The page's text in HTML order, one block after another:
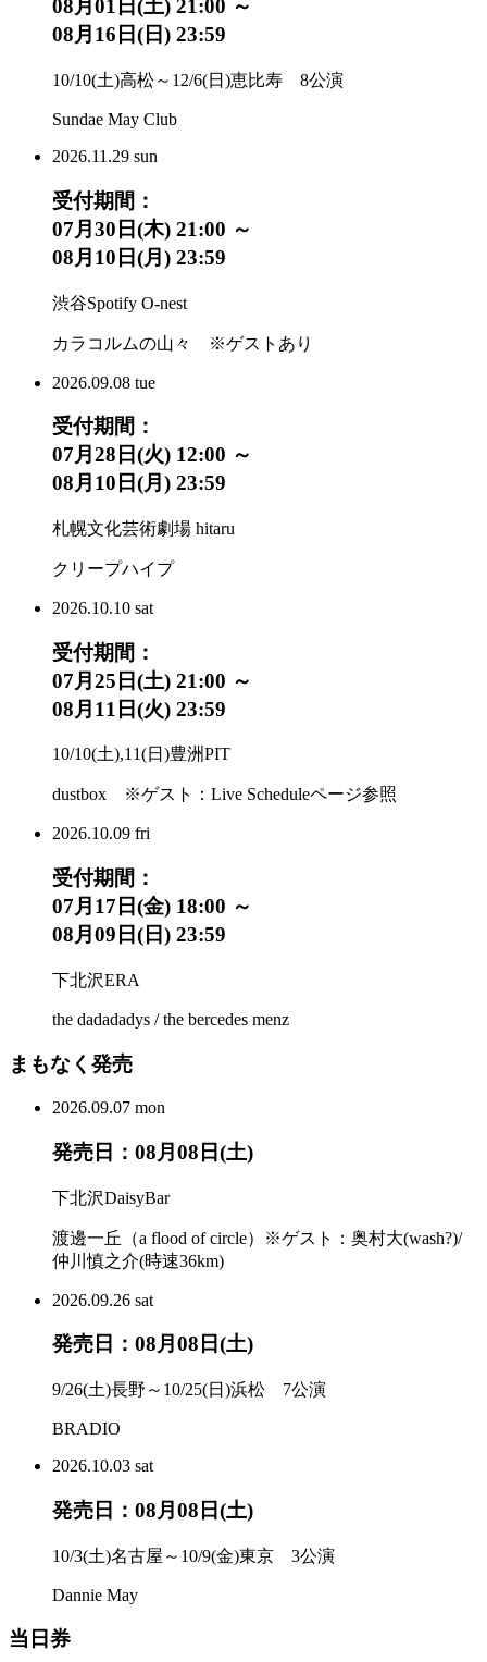
08月01日(土) 21:00 ～
08月16日(日) 23:59
10/10(土)高松～12/6(日)恵比寿 8公演
Sundae May Club
2026.11.29 sun
受付期間：
07月30日(木) 21:00 ～
08月10日(月) 23:59
渋谷Spotify O-nest
カラコルムの山々 ※ゲストあり
2026.09.08 tue
受付期間：
07月28日(火) 12:00 ～
08月10日(月) 23:59
札幌文化芸術劇場 hitaru
クリープハイプ
2026.10.10 sat
受付期間：
07月25日(土) 21:00 ～
08月11日(火) 23:59
10/10(土),11(日)豊洲PIT
dustbox ※ゲスト：Live Scheduleページ参照
2026.10.09 fri
受付期間：
07月17日(金) 18:00 ～
08月09日(日) 23:59
下北沢ERA
the dadadadys / the bercedes menz
まもなく発売
2026.09.07 mon
発売日：08月08日(土)
下北沢DaisyBar
渡邊一丘（a flood of circle）※ゲスト：奥村大(wash?)/
仲川慎之介(時速36km)
2026.09.26 sat
発売日：08月08日(土)
9/26(土)長野～10/25(日)浜松 7公演
BRADIO
2026.10.03 sat
発売日：08月08日(土)
10/3(土)名古屋～10/9(金)東京 3公演
Dannie May
当日券